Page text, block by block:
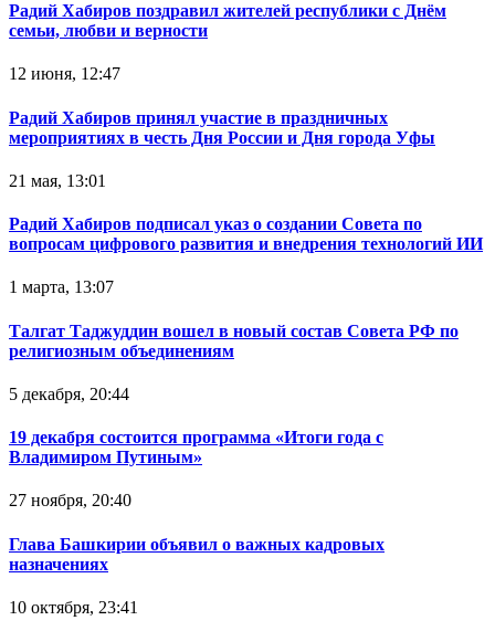
Радий Хабиров поздравил жителей республики с Днём
семьи, любви и верности
12 июня, 12:47
Радий Хабиров принял участие в праздничных
мероприятиях в честь Дня России и Дня города Уфы
21 мая, 13:01
Радий Хабиров подписал указ о создании Совета по
вопросам цифрового развития и внедрения технологий ИИ
1 марта, 13:07
Талгат Таджуддин вошел в новый состав Совета РФ по
религиозным объединениям
5 декабря, 20:44
19 декабря состоится программа «Итоги года с
Владимиром Путиным»
27 ноября, 20:40
Глава Башкирии объявил о важных кадровых
назначениях
10 октября, 23:41